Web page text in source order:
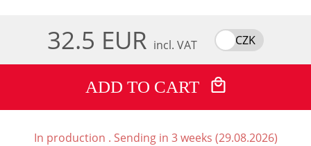
32.5 EUR incl. VAT CZK
ADD TO CART
In production . Sending in 3 weeks (29.08.2026)